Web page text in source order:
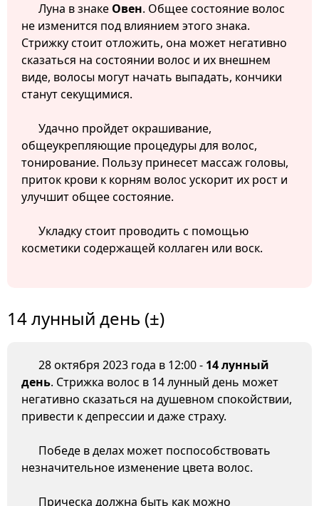
Луна в знаке Овен. Общее состояние волос
не изменится под влиянием этого знака.
Стрижку стоит отложить, она может негативно
сказаться на состоянии волос и их внешнем
виде, волосы могут начать выпадать, кончики
станут секущимися.
Удачно пройдет окрашивание,
общеукрепляющие процедуры для волос,
тонирование. Пользу принесет массаж головы,
приток крови к корням волос ускорит их рост и
улучшит общее состояние.
Укладку стоит проводить с помощью
косметики содержащей коллаген или воск.
14 лунный день (±)
28 октября 2023 года в 12:00 - 14 лунный
день. Стрижка волос в 14 лунный день может
негативно сказаться на душевном спокойствии,
привести к депрессии и даже страху.
Победе в делах может поспособствовать
незначительное изменение цвета волос.
Прическа должна быть как можно